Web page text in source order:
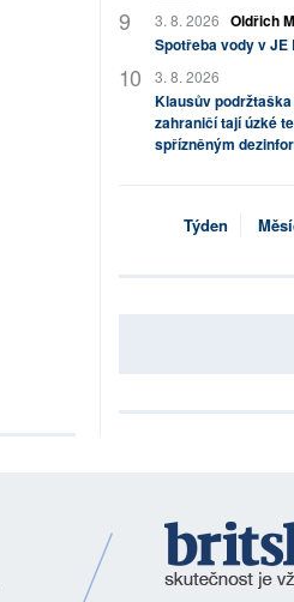
3. 8. 2026 Oldřich
Spotřeba vody v JE
3. 8. 2026
Klausův
zahraničí tají úzké
spřízněným
Týden